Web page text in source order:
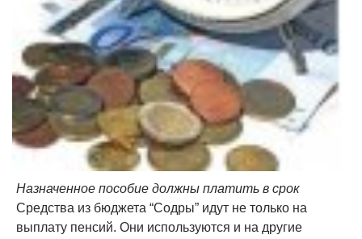
Назначенное пособие должны платить в срок
Средства из бюджета “Содры” идут не только на
выплату пенсий. Они используются и на другие